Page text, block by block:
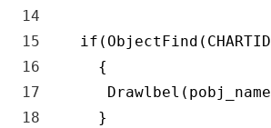
14
15
16
17
18
if ( ObjectFind ( CHARTID
{
Drawlbel ( pobj_name
}